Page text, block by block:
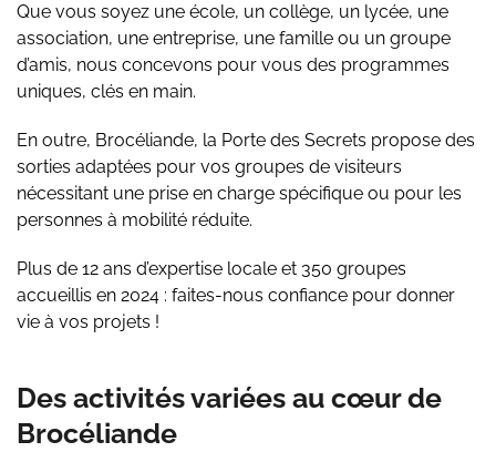
Que vous soyez une école, un collège, un lycée, une
association, une entreprise, une famille ou un groupe
d’amis, nous concevons pour vous des programmes
uniques, clés en main.
En outre, Brocéliande, la Porte des Secrets propose des
sorties adaptées pour vos groupes de visiteurs
nécessitant une prise en charge spécifique ou pour les
personnes à mobilité réduite.
Plus de 12 ans d’expertise locale et 350 groupes
accueillis en 2024 : faites-nous confiance pour donner
vie à vos projets !
Des activités variées au cœur de
Brocéliande